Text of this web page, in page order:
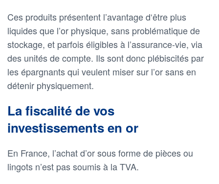
Ces produits présentent l’avantage d‘être plus
liquides que l’or physique, sans problématique de
stockage, et parfois éligibles à l’assurance-vie, via
des unités de compte. Ils sont donc plébiscités par
les épargnants qui veulent miser sur l’or sans en
détenir physiquement.
La fiscalité de vos
investissements en or
En France, l’achat d’or sous forme de pièces ou
lingots n’est pas soumis à la TVA.